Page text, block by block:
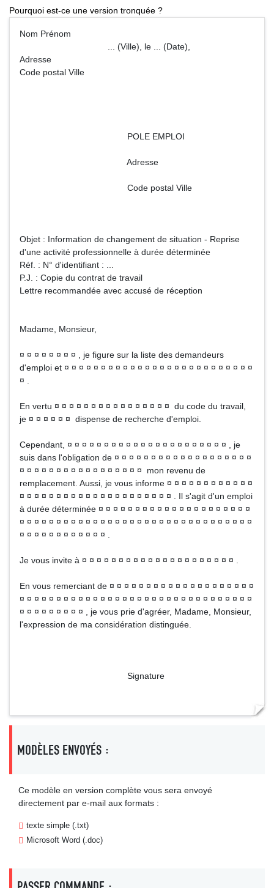
Pourquoi est-ce une version tronquée ?
Nom Prénom
... (Ville), le ... (Date),
Adresse
Code postal Ville
POLE EMPLOI
Adresse
Code postal Ville
Objet : Information de changement de situation - Reprise
d'une activité professionnelle à durée déterminée
Réf. : N° d'identifiant : ...
P.J. : Copie du contrat de travail
Lettre recommandée avec accusé de réception
Madame, Monsieur,
¤ ¤ ¤ ¤ ¤ ¤ ¤ ¤ , je figure sur la liste des demandeurs
d'emploi et ¤ ¤ ¤ ¤ ¤ ¤ ¤ ¤ ¤ ¤ ¤ ¤ ¤ ¤ ¤ ¤ ¤ ¤ ¤ ¤ ¤ ¤ ¤ ¤ ¤ ¤
¤ .
En vertu ¤ ¤ ¤ ¤ ¤ ¤ ¤ ¤ ¤ ¤ ¤ ¤ ¤ ¤ ¤ ¤ du code du travail,
je ¤ ¤ ¤ ¤ ¤ ¤ dispense de recherche d'emploi.
Cependant, ¤ ¤ ¤ ¤ ¤ ¤ ¤ ¤ ¤ ¤ ¤ ¤ ¤ ¤ ¤ ¤ ¤ ¤ ¤ ¤ ¤ ¤ , je
suis dans l'obligation de ¤ ¤ ¤ ¤ ¤ ¤ ¤ ¤ ¤ ¤ ¤ ¤ ¤ ¤ ¤ ¤ ¤ ¤ ¤
¤ ¤ ¤ ¤ ¤ ¤ ¤ ¤ ¤ ¤ ¤ ¤ ¤ ¤ ¤ ¤ ¤ mon revenu de
remplacement. Aussi, je vous informe ¤ ¤ ¤ ¤ ¤ ¤ ¤ ¤ ¤ ¤ ¤ ¤
¤ ¤ ¤ ¤ ¤ ¤ ¤ ¤ ¤ ¤ ¤ ¤ ¤ ¤ ¤ ¤ ¤ ¤ ¤ ¤ ¤ . Il s'agit d'un emploi
à durée déterminée ¤ ¤ ¤ ¤ ¤ ¤ ¤ ¤ ¤ ¤ ¤ ¤ ¤ ¤ ¤ ¤ ¤ ¤ ¤ ¤ ¤
¤ ¤ ¤ ¤ ¤ ¤ ¤ ¤ ¤ ¤ ¤ ¤ ¤ ¤ ¤ ¤ ¤ ¤ ¤ ¤ ¤ ¤ ¤ ¤ ¤ ¤ ¤ ¤ ¤ ¤ ¤ ¤
¤ ¤ ¤ ¤ ¤ ¤ ¤ ¤ ¤ ¤ ¤ ¤ .
Je vous invite à ¤ ¤ ¤ ¤ ¤ ¤ ¤ ¤ ¤ ¤ ¤ ¤ ¤ ¤ ¤ ¤ ¤ ¤ ¤ ¤ ¤ .
En vous remerciant de ¤ ¤ ¤ ¤ ¤ ¤ ¤ ¤ ¤ ¤ ¤ ¤ ¤ ¤ ¤ ¤ ¤ ¤ ¤ ¤
¤ ¤ ¤ ¤ ¤ ¤ ¤ ¤ ¤ ¤ ¤ ¤ ¤ ¤ ¤ ¤ ¤ ¤ ¤ ¤ ¤ ¤ ¤ ¤ ¤ ¤ ¤ ¤ ¤ ¤ ¤ ¤
¤ ¤ ¤ ¤ ¤ ¤ ¤ ¤ ¤ , je vous prie d'agréer, Madame, Monsieur,
l'expression de ma considération distinguée.
Signature
MODÈLES ENVOYÉS :
Ce modèle en version complète vous sera envoyé
directement par e-mail aux formats :
texte simple (.txt)
Microsoft Word (.doc)